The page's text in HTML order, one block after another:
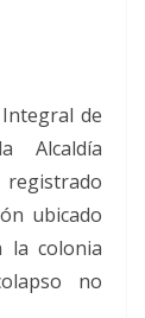
de
Alcaldía
registrado
ubicado
la colonia
no